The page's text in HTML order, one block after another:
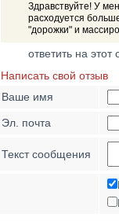
Здравствуйте! У
расходуется
"дорожки" и
ответить на этот
Написать свой отзыв
Ваше имя
Эл. почта
Текст сообщения